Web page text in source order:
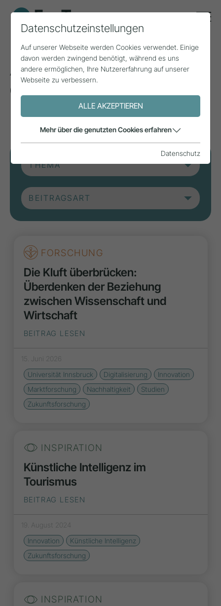
Aktuelle Beiträge aus
der Forschung, Praxis
und aus Projekten.
FORSCHUNG
Die Kluft überbrücken:
Überdenken der Beziehung
zwischen Wissenschaft und
Wirtschaft
BEITRAG LESEN
15. Juni 2026
Universität Innsbruck
Digitalisierung
Innovation
Marktforschung
Nachhaltigkeit
Studien
Zukunftsforschung
INSPIRATION
Künstliche Intelligenz im
Tourismus
BEITRAG LESEN
19. August 2024
Innovation
Künstliche Intelligenz
Zukunftsforschung
INSPIRATION
Datenschutzeinstellungen
Auf unserer Webseite werden Cookies verwendet. Einige
davon werden zwingend benötigt, während es uns
andere ermöglichen, Ihre Nutzererfahrung auf unserer
Webseite zu verbessern.
ALLE AKZEPTIEREN
Mehr über die genutzten Cookies erfahren
Datenschutz